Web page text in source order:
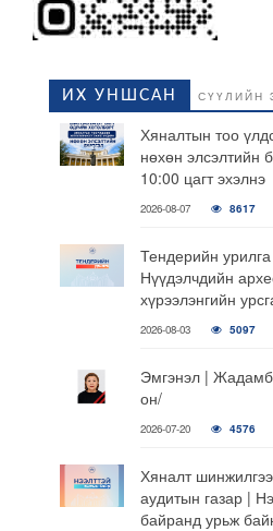
ИХ УНШСАН СҮҮЛИЙН
Хяналтын тоо
нөхөн элсэлтийн
10:00 цагт эхэлнэ
2026-08-07 8617
Тендерийн
Нүүдэлчдийн
хүрээлэнгийн
2026-08-03 5097
Эмгэнэл |
он/
2026-07-20 4576
Хяналт
аудитын газар |
байранд урьж